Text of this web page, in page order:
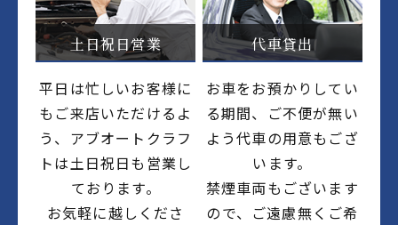
土日祝日営業
平日は忙しいお客様に
もご来店いただけるよ
う、アブオートクラフ
トは土日祝日も営業し
ております。
お気軽に越しくださ
代車貸出
お車をお預かりしてい
る期間、ご不便が無い
よう代車の用意もござ
います。
禁煙車両もございます
ので、ご遠慮無くご希